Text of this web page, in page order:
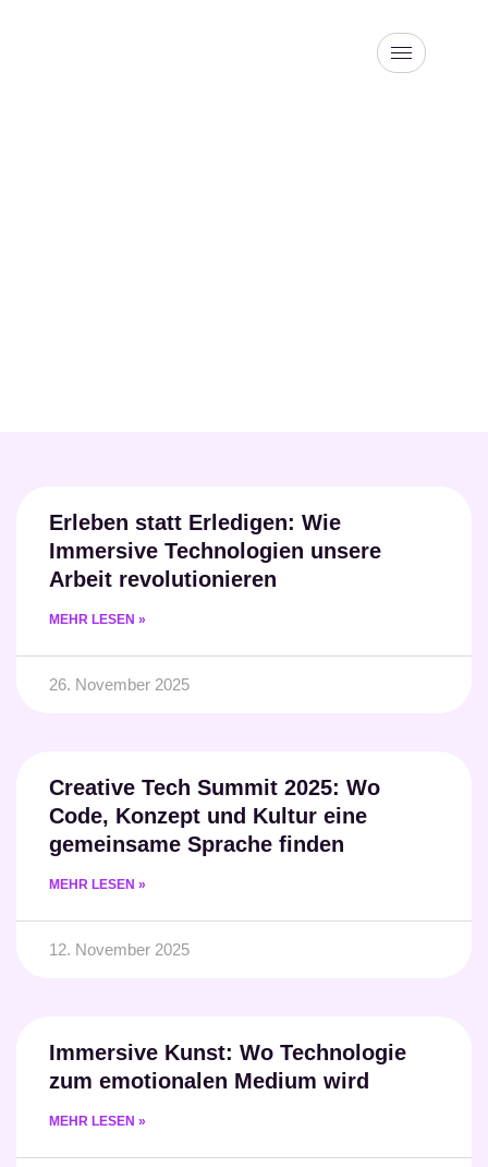
Erleben statt Erledigen: Wie
Immersive Technologien unsere
Arbeit revolutionieren
MEHR LESEN »
26. November 2025
Creative Tech Summit 2025: Wo
Code, Konzept und Kultur eine
gemeinsame Sprache finden
MEHR LESEN »
12. November 2025
Immersive Kunst: Wo Technologie
zum emotionalen Medium wird
MEHR LESEN »